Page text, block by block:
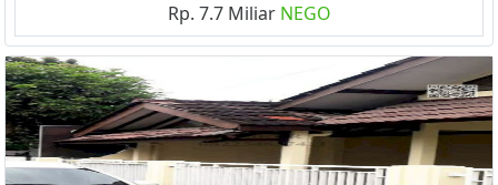
Rp. 7.7 Miliar NEGO